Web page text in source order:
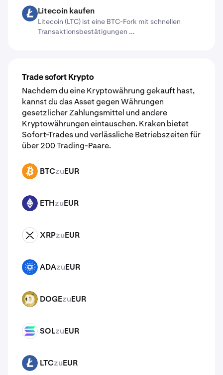
LTC Litecoin kaufen
Litecoin (LTC) ist eine BTC-Fork mit schnellen
Transaktionsbestätigungen ...
Trade sofort Krypto
Nachdem du eine Kryptowährung gekauft hast,
kannst du das Asset gegen Währungen
gesetzlicher Zahlungsmittel und andere
Kryptowährungen eintauschen. Kraken bietet
Sofort-Trades und verlässliche Betriebszeiten für
über 200 Trading-Paare.
BTC BTCzuEUR
ETH ETHzuEUR
XRP XRPzuEUR
ADA ADAzuEUR
DOGE DOGEzuEUR
SOL SOLzuEUR
LTC LTCzuEUR